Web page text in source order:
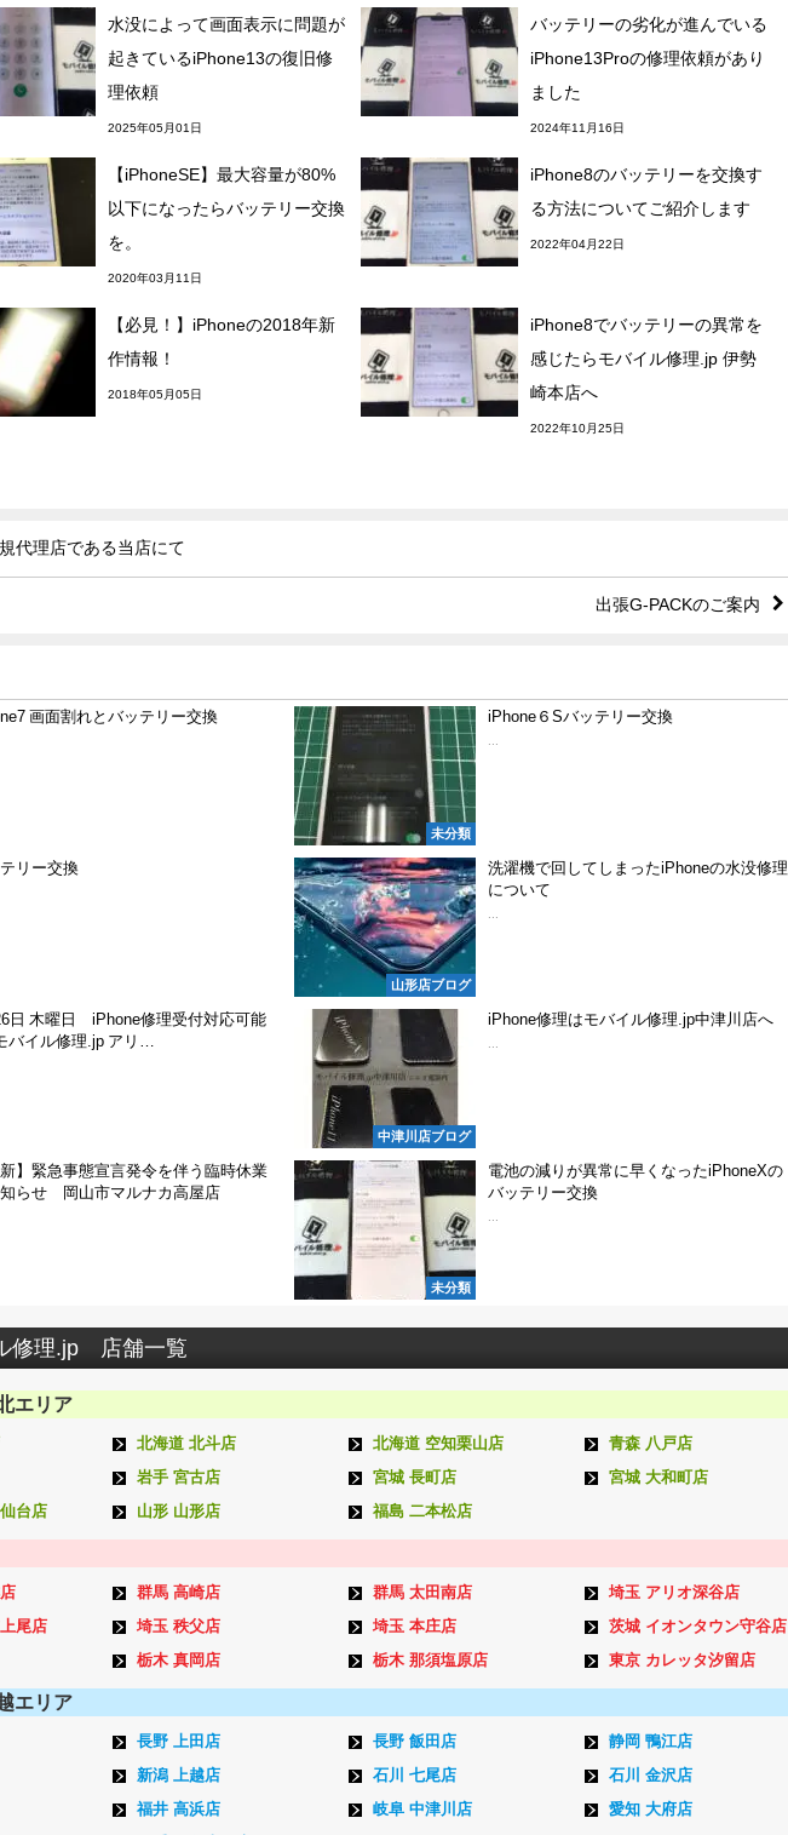
水没によって画面表示に問題が
起きているiPhone13の復旧修
理依頼
2025年05月01日
バッテリーの劣化が進んでいる
iPhone13Proの修理依頼があり
ました
2024年11月16日
【iPhoneSE】最大容量が80%
以下になったらバッテリー交換
を。
2020年03月11日
iPhone8のバッテリーを交換す
る方法についてご紹介します
2022年04月22日
【必見！】iPhoneの2018年新
作情報！
2018年05月05日
iPhone8でバッテリーの異常を
感じたらモバイル修理.jp 伊勢
崎本店へ
2022年10月25日
代理店である当店にて
出張G-PACKのご案内
画面割れとバッテリー交換
未分類
iPhone６Sバッテリー交換
リー交換
山形店ブログ
洗濯機で回してしまったiPhoneの水没修理
について
日 木曜日 iPhone修理受付対応可能
イル修理.jp アリ…
中津川店ブログ
iPhone修理はモバイル修理.jp中津川店へ
新】緊急事態宣言発令を伴う臨時休業
らせ 岡山市マルナカ高屋店
未分類
電池の減りが異常に早くなったiPhoneXの
バッテリー交換
修理.jp 店舗一覧
エリア
北海道 北斗店 北海道 空知栗山店 青森 八戸店
岩手 宮古店 宮城 長町店 宮城 大和町店
台店
山形 山形店 福島 二本松店
群馬 高崎店 群馬 太田南店 埼玉 アリオ深谷店
尾店
埼玉 秩父店 埼玉 本庄店 茨城 イオンタウン守谷店
栃木 真岡店 栃木 那須塩原店 東京 カレッタ汐留店
エリア
長野 上田店 長野 飯田店 静岡 鴨江店
新潟 上越店 石川 七尾店 石川 金沢店
福井 高浜店 岐阜 中津川店 愛知 大府店